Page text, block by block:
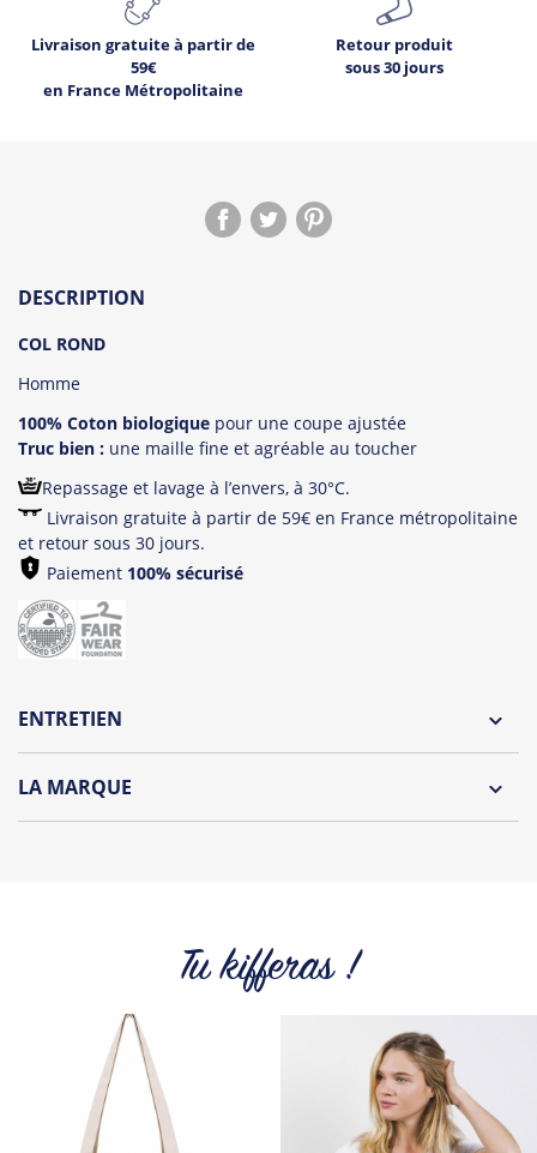
Livraison gratuite à partir de
59€
en France Métropolitaine
Retour produit
sous 30 jours
DESCRIPTION
COL ROND
Homme
100% Coton biologique pour une coupe ajustée
Truc bien : une maille fine et agréable au toucher
Repassage et lavage à l’envers, à 30°C.
Livraison gratuite à partir de 59€ en France métropolitaine
et retour sous 30 jours.
Paiement 100% sécurisé
ENTRETIEN
LA MARQUE
plage ou en soirée, c’est vous qui choisissez !
Tous les produits de la marque
Tu kifferas !